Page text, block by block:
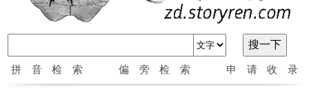
拼音检索 偏旁检索 申请收录